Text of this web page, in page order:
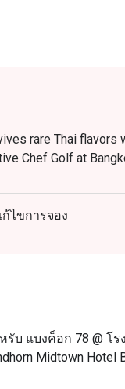
rare Thai
Chef Golf at
to change
are exclusive of
ไขการจอง
บ แบงค็อก 78 @ โ
Midtown Hotel